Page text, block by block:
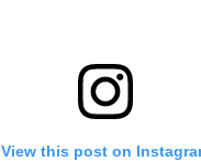
View this post on